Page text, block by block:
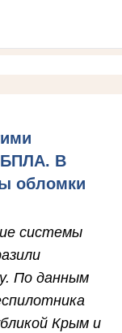
БПЛА. В
обломки
системы
По данным
Крым и